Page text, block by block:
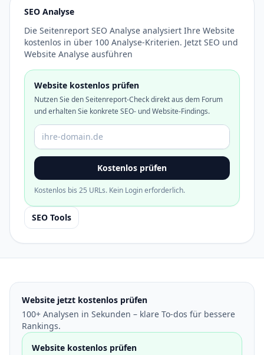
SEO Analyse
Die Seitenreport SEO Analyse analysiert Ihre Website
kostenlos in über 100 Analyse-Kriterien. Jetzt SEO und
Website Analyse ausführen
Website kostenlos prüfen
Nutzen Sie den Seitenreport-Check direkt aus dem Forum
und erhalten Sie konkrete SEO- und Website-Findings.
Domain oder URL
Kostenlos prüfen
Kostenlos bis 25 URLs. Kein Login erforderlich.
SEO Tools
Website jetzt kostenlos prüfen
100+ Analysen in Sekunden – klare To-dos für bessere
Rankings.
Website kostenlos prüfen